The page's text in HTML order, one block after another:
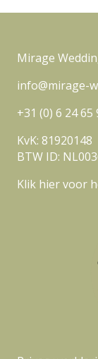
Mirage
info@mirage-
+31 (0) 6 24 65
KvK: 81920148
BTW ID:
Klik hier voor